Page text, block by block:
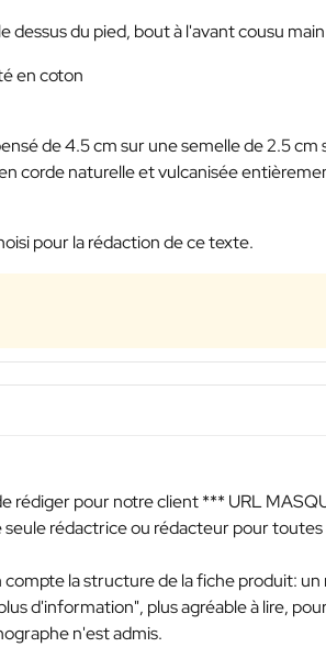
dessus du pied, bout à l'avant cousu main
en coton
de 4.5 cm sur une semelle de 2.5
corde naturelle et vulcanisée
pour la rédaction de ce texte.
rédiger pour notre client*** URL
seule rédactrice ou rédacteur pour
compte la structure de la fiche produit:
d'information", plus agréable à lire,
n'est admis.